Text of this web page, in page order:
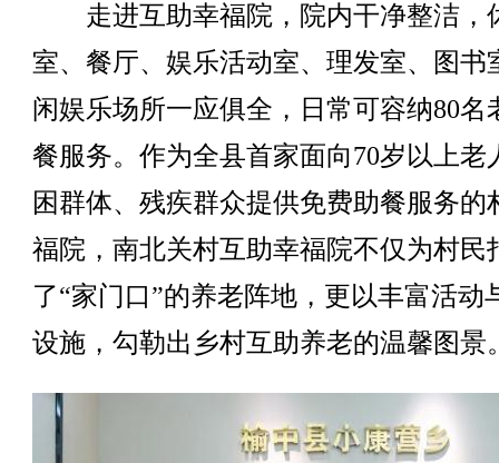
走进互助幸福院，院内干净整洁，
室、餐厅、娱乐活动室、理发室、图书
闲娱乐场所一应俱全，日常可容纳80名
餐服务。作为全县首家面向70岁以上老
困群体、残疾群众提供免费助餐服务的
福院，南北关村互助幸福院不仅为村民
了“家门口”的养老阵地，更以丰富活动
设施，勾勒出乡村互助养老的温馨图景